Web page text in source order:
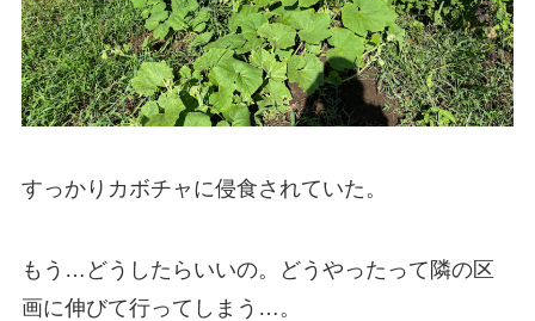
すっかりカボチャに侵食されていた。
もう…どうしたらいいの。どうやったって隣の区
画に伸びて行ってしまう…。